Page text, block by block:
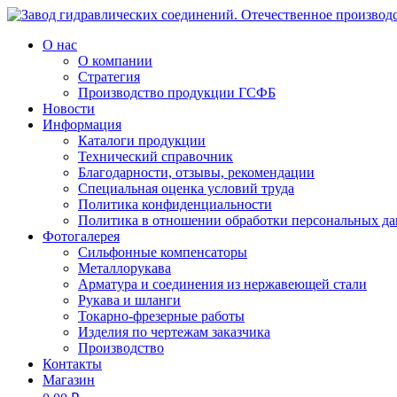
О нас
О компании
Стратегия
Производство продукции ГСФБ
Новости
Информация
Каталоги продукции
Технический справочник
Благодарности, отзывы, рекомендации
Специальная оценка условий труда
Политика конфиденциальности
Политика в отношении обработки персональных
Фотогалерея
Сильфонные компенсаторы
Металлорукава
Арматура и соединения из нержавеющей стали
Рукава и шланги
Токарно-фрезерные работы
Изделия по чертежам заказчика
Производство
Контакты
Магазин